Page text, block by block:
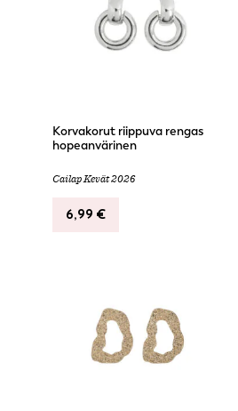
Korvakorut riippuva rengas
hopeanvärinen
Cailap Kevät 2026
6,99 €